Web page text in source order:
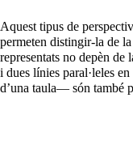
Aquest tipus de
permeten distingir-la de
representats no depèn de
i dues línies paral·leles
d’una taula— són també